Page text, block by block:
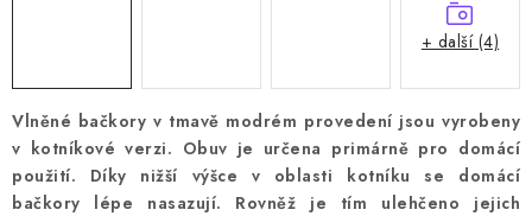
Vlněné bačkory v tmavě modrém provedení jsou vyrobeny
v kotníkové verzi. Obuv je určena primárně pro domácí
použití. Díky nižší výšce v oblasti kotníku se domácí
bačkory lépe nasazují. Rovněž je tím ulehčeno jejich
+ další (4)